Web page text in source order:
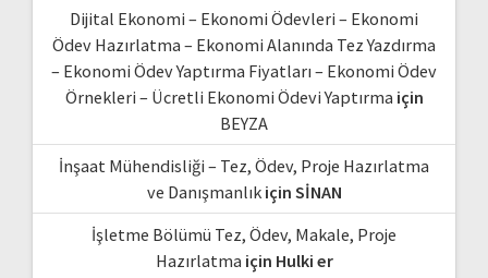
Dijital Ekonomi – Ekonomi Ödevleri – Ekonomi
Ödev Hazırlatma – Ekonomi Alanında Tez Yazdırma
– Ekonomi Ödev Yaptırma Fiyatları – Ekonomi Ödev
Örnekleri – Ücretli Ekonomi Ödevi Yaptırma için
BEYZA
İnşaat Mühendisliği – Tez, Ödev, Proje Hazırlatma
ve Danışmanlıkiçin SİNAN
İşletme Bölümü Tez, Ödev, Makale, Proje
Hazırlatma için Hulki er